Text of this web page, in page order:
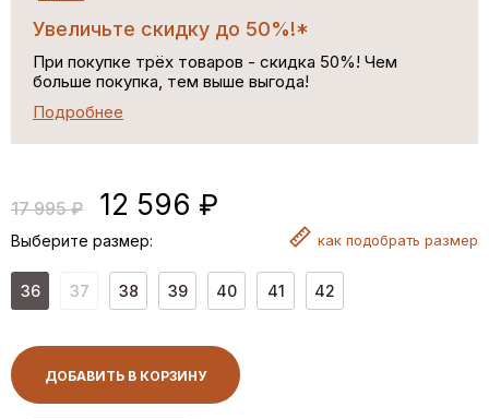
Увеличьте скидку до 50%!*
При покупке трёх товаров - скидка 50%! Чем
больше покупка, тем выше выгода!
Подробнее
17 995 ₽ 12 596 ₽
Выберите размер: как подобрать размер
36 37 38 39 40 41 42
ДОБАВИТЬ В КОРЗИНУ